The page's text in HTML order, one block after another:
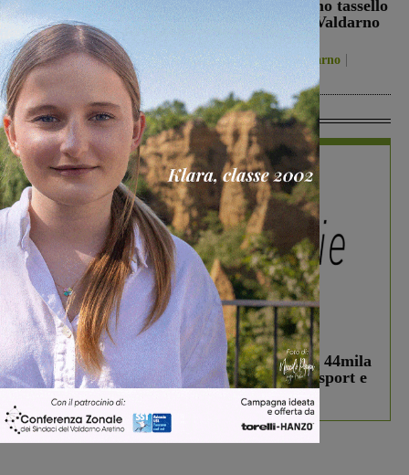
presentazione in piazza
per la Sangiovannese
San Giovanni Valdarno
5 Agosto 2026
Pylinska l’ultimo tassello
della Passione Valdarno
Volley
Figline Incisa Valdarno
5 Agosto 2026
In Vetrina
In vetrina 3 Agosto 2026
Estra Notizie agosto: Smart Cities, oltre 44mila
studenti coinvolti, torna il bando per lo sport e
debutta il podcast Estrair